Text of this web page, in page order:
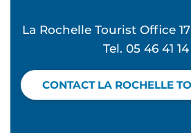
La Rochelle Tourist Office
Tel. 05 46 41
CONTACT LA ROCHELLE